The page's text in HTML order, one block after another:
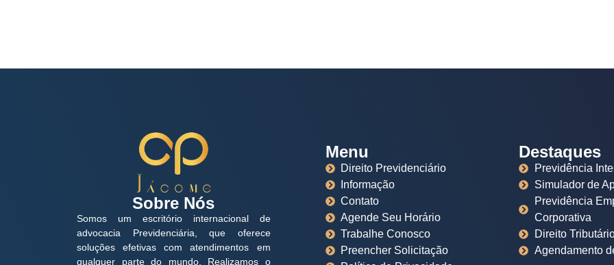
Sobre Nós
Somos um escritório internacional de
advocacia Previdenciária, que oferece
soluções efetivas com atendimentos em
qualquer parte do mundo. Realizamos o
Menu
Direito Previdenciário
Informação
Contato
Agende Seu Horário
Trabalhe Conosco
Preencher Solicitação
Destaques
Previdência
Simulador de
Previdência
Corporativa
Direito
Agendamento